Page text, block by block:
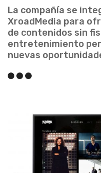
La compañía se
XroadMedia para
de contenidos sin
entretenimiento
nuevas